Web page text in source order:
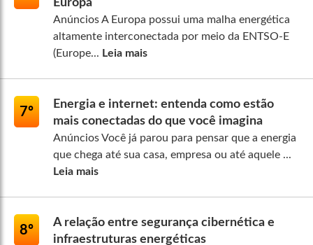
Europa
Anúncios A Europa possui uma malha energética
altamente interconectada por meio da ENTSO-E
(Europe... Leia mais
7º
Energia e internet: entenda como estão
mais conectadas do que você imagina
Anúncios Você já parou para pensar que a energia
que chega até sua casa, empresa ou até aquele ...
Leia mais
8º
A relação entre segurança cibernética e
infraestruturas energéticas